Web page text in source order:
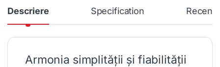
Descriere Specification
Armonia simplității și fiabilității